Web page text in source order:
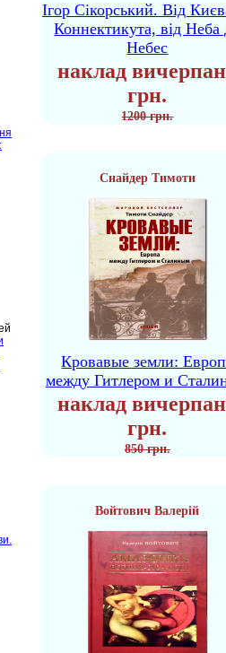
Ігор Сікорський. Від
Коннектикута, від Неба
Небес
наклад
грн.
1200 грн.
Снайдер Тимоти
Кровавые земли:
между Гитлером и
наклад
грн.
850 грн.
Войтович Валерій